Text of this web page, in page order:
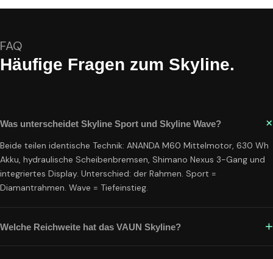
FAQ
Häufige Fragen zum Skyline.
Was unterscheidet Skyline Sport und Skyline Wave?
Beide teilen identische Technik: ANANDA M60 Mittelmotor, 630 Wh
Akku, hydraulische Scheibenbremsen, Shimano Nexus 3-Gang und
integriertes Display. Unterschied: der Rahmen. Sport =
Diamantrahmen. Wave = Tiefeinstieg.
Welche Reichweite hat das VAUN Skyline?